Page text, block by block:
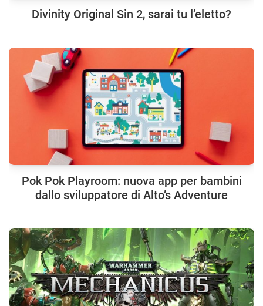
Divinity Original Sin 2, sarai tu l’eletto?
Pok Pok Playroom: nuova app per bambini
dallo sviluppatore di Alto’s Adventure